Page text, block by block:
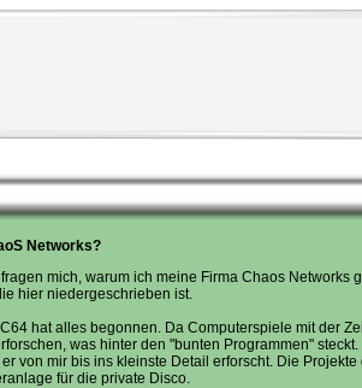
Networks?
mich, warum ich meine Firma Chaos Networks
hier niedergeschrieben ist.
hat alles begonnen. Da Computerspiele mit der
was hinter den "bunten Programmen"
von mir bis ins kleinste Detail erforscht. Die
für die private Disco.